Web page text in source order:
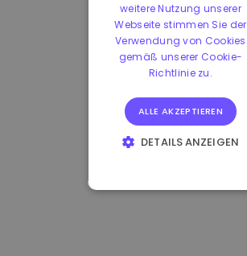
weitere Nutzung unserer
Webseite stimmen Sie der
Verwendung von Cookies
gemäß unserer Cookie-
Richtlinie zu.
ALLE AKZEPTIEREN
DETAILS ANZEIGEN